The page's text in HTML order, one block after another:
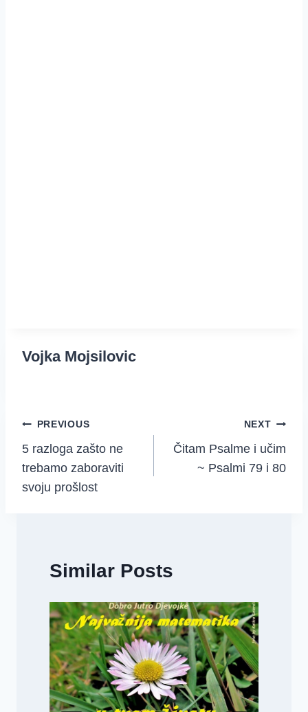
Vojka Mojsilovic
Post
navigation
PREVIOUS
5 razloga zašto ne
trebamo zaboraviti
svoju prošlost
NEXT
Čitam Psalme i učim
~ Psalmi 79 i 80
Similar Posts